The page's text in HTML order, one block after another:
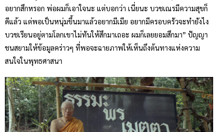
อยากสึกหรอก พ่อผมก็เอาใจนะ แต่บอกว่า เนี่ยนะ บวชเณรมีความสุขก็
ดีแล้ว แต่พอเป็นหนุ่มขึ้นมาแล้วอยากมีเมีย อยากมีครอบครัวจะทำยังไง
บวชเรียนอยู่ตามโลกเขาไม่ทันให้สึกมาเถอะ ผมก็เลยยอมสึกมา” ปัญญา
ชนสยามให้ข้อมูลคร่าวๆ ที่พอจะฉายภาพให้เห็นถึงต้นทางแห่งความ
สนใจในพุทธศาสนา